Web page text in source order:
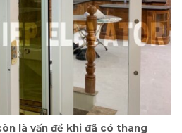
là vấn đề khi đã có thang